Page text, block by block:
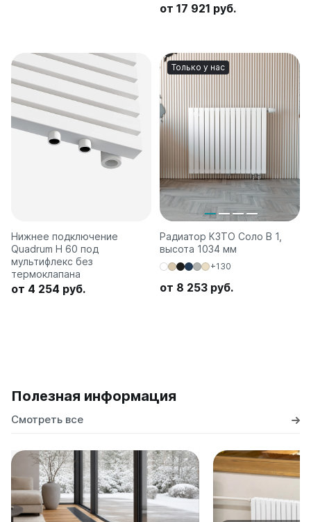
от 17 921 руб.
Нижнее подключение
Quadrum H 60 под
мультифлекс без
термоклапана
от 4 254 руб.
Только у нас
Радиатор КЗТО Соло В 1,
высота 1034 мм
+130
от 8 253 руб.
Полезная информация
Смотреть все